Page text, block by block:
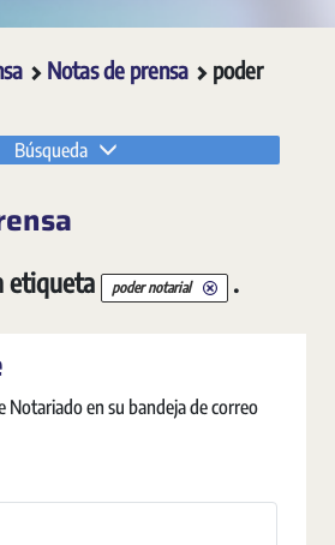
Notas de prensa
poder
Búsqueda
etiqueta poder notarial .
Notariado en su bandeja de correo